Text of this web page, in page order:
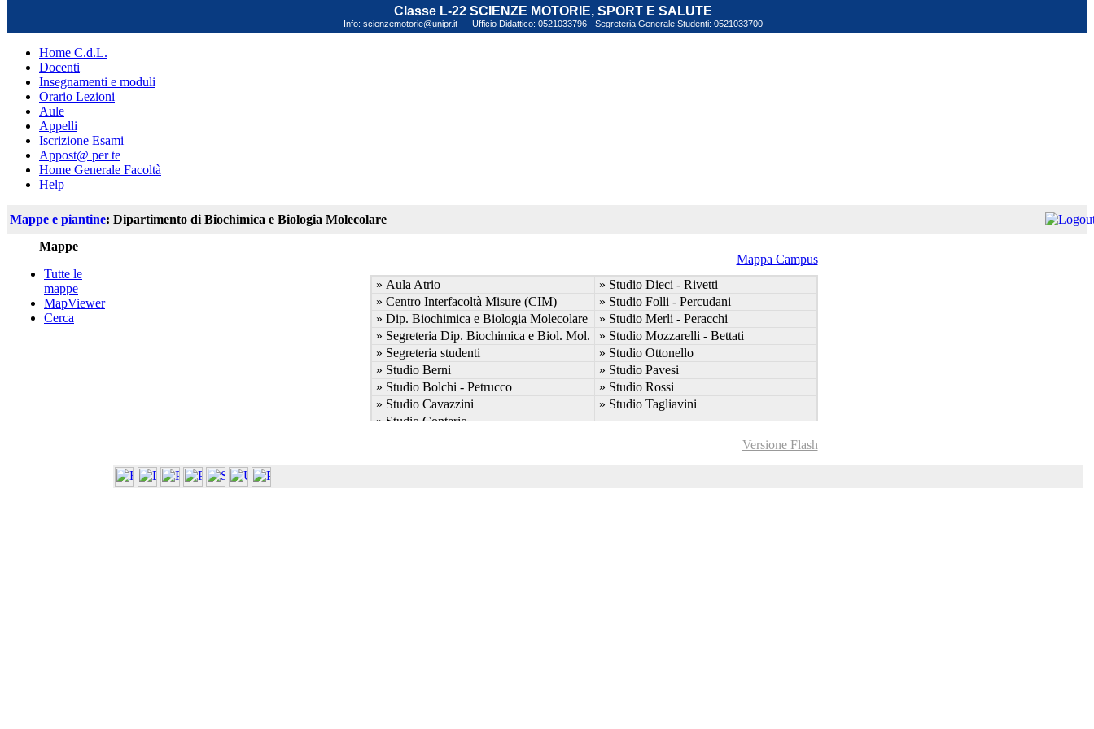
Classe L-22 SCIENZE MOTORIE, SPORT E SALUTE
Info: scienzemotorie@unipr.it Ufficio Didattico: 0521033796 - Segreteria Generale Studenti: 0521033700
Home C.d.L.
Docenti
Insegnamenti e moduli
Orario Lezioni
Aule
Appelli
Iscrizione Esami
Appost@ per te
Home Generale Facoltà
Help
Mappe e piantine: Dipartimento di Biochimica e Biologia Molecolare
Mappe
Tutte le
mappe
MapViewer
Cerca
Mappa Campus
» Aula Atrio
» Studio Dieci - Rivetti
» Centro Interfacoltà Misure (CIM)
» Studio Folli - Percudani
» Dip. Biochimica e Biologia Molecolare
» Studio Merli - Peracchi
» Segreteria Dip. Biochimica e Biol. Mol.
» Studio Mozzarelli - Bettati
» Segreteria studenti
» Studio Ottonello
» Studio Berni
» Studio Pavesi
» Studio Bolchi - Petrucco
» Studio Rossi
» Studio Cavazzini
» Studio Tagliavini
» Studio Conterio
Versione Flash